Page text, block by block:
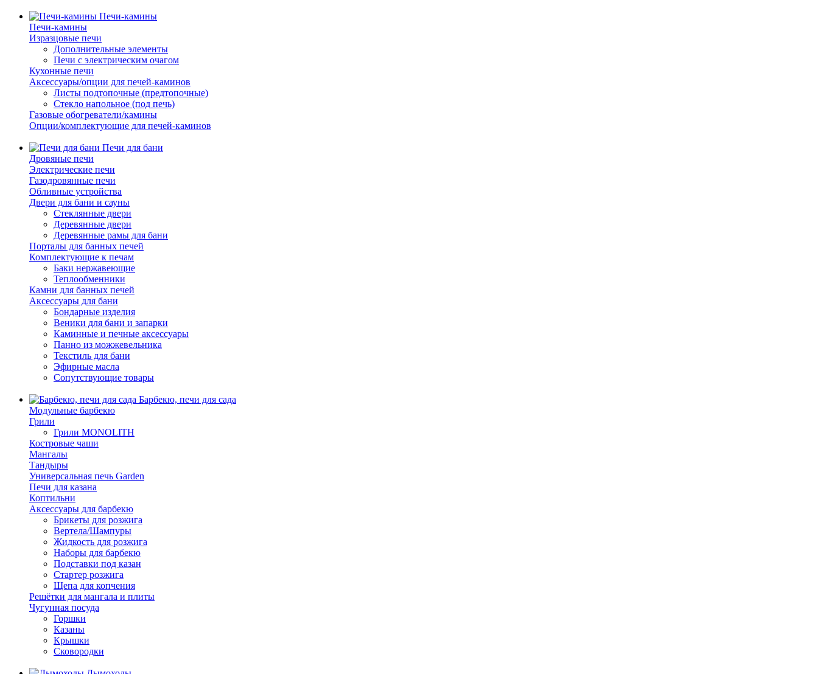
Печи-камины
Печи-камины
Изразцовые печи
Дополнительные элементы
Печи с электрическим очагом
Кухонные печи
Аксессуары/опции для печей-каминов
Листы подтопочные (предтопочные)
Стекло напольное (под печь)
Газовые обогреватели/камины
Опции/комплектующие для печей-каминов
Печи для бани
Дровяные печи
Электрические печи
Газодровянные печи
Обливные устройства
Двери для бани и сауны
Стеклянные двери
Деревянные двери
Деревянные рамы для бани
Порталы для банных печей
Комплектующие к печам
Баки нержавеющие
Теплообменники
Камни для банных печей
Аксессуары для бани
Бондарные изделия
Веники для бани и запарки
Каминные и печные аксессуары
Панно из можжевельника
Текстиль для бани
Эфирные масла
Сопутствующие товары
Барбекю, печи для сада
Модульные барбекю
Грили
Грили MONOLITH
Костровые чаши
Мангалы
Тандыры
Универсальная печь Garden
Печи для казана
Коптильни
Аксессуары для барбекю
Брикеты для розжига
Вертела/Шампуры
Жидкость для розжига
Наборы для барбекю
Подставки под казан
Стартер розжига
Щепа для копчения
Решётки для мангала и плиты
Чугунная посуда
Горшки
Казаны
Крышки
Сковородки